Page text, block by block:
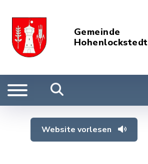
Gemeinde
Hohenlockstedt
Website vorlesen